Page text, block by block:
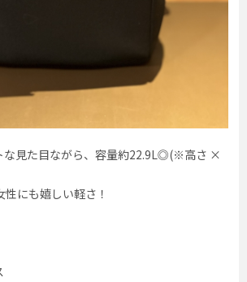
な見た目ながら、容量約22.9L◎(※高さ ×
にも嬉しい軽さ！